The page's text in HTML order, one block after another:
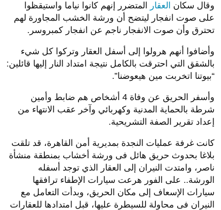
وقال سكان العقار
المتضرر إنهم كانوا نياما واستيقظوا
على صوت انفجار ليتضح أن ورشة الخشب المجاورة لهم
تحترق وأن صوت الانفجار ناجم عن انفجار كمبروسر.
وأضافوا أنهم هرولوا إلى أسفل العقار وتركوا كل شيء
بالشقق التي احترقت بالكامل نتيجة امتداد النار إليها قائلين:
“بيوتنا اتخربت مين هيعوضنا”.
وأسفر الحريق عن وفاة 4 أشخاص هم ضابط وأمين
شرطة بالحماية المدنية وكهربائي وآخر عقب الانتهاء من
إعداد تقرير الصفة التشريحية.
كانت غرفة عمليات النجدة بمديرية أمن القاهرة، قد تلقت
بلاغا بحدوث حريق هائل فى ورشة أخشاب بمنطقة منشأة
ناصر، وامتدت النيران إلى العقار الذي توجد أسفله
الورشة.. على الفور هرعت سيارات الإطفاء ترافقها
سيارات الإسعاف إلى مكان الحريق، وبدأت التعامل مع
النيران فى محاولة للسيطرة عليها، قبل امتدادها للعقارات